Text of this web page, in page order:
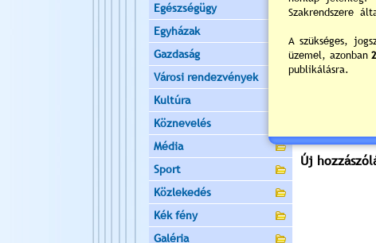
Egészségügy
Egyházak
Gazdaság
Városi rendezvények
Kultúra
Köznevelés
Média
Sport
Közlekedés
Kék fény
Galéria
Értékelés:
Új